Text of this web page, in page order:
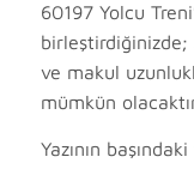
60197 Yolcu
birleştirdiğinizde;
ve makul
mümkün
Yazının